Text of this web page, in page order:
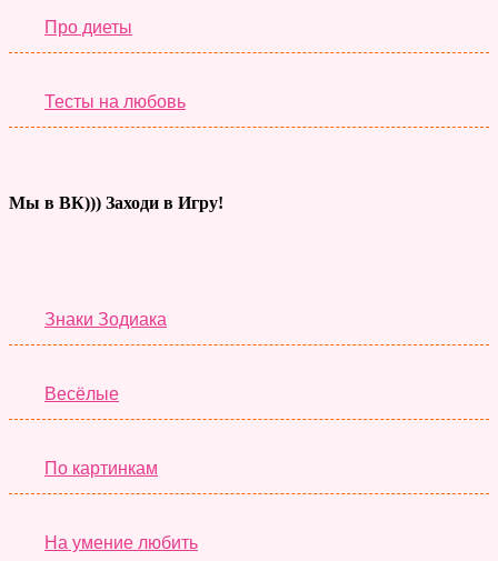
Про диеты
Тесты на любовь
Мы в ВК))) Заходи в Игру!
Знаки Зодиака
Весёлые
По картинкам
На умение любить